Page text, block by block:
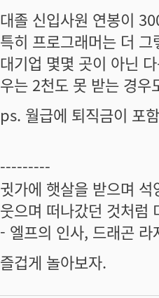
대졸 신입사원 연봉이
특히 프로그래머는 더 그
대기업 몇몇 곳이 아닌
우는 2천도 못 받는 경우
ps. 월급에 퇴직금이 포
---------
귓가에 햇살을 받으며
웃으며 떠나갔던 것처럼
- 엘프의 인사, 드래곤 라
즐겁게 놀아보자.